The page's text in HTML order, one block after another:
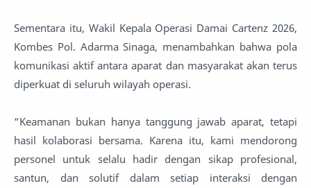
Sementara itu, Wakil Kepala Operasi Damai Cartenz 2026,
Kombes Pol. Adarma Sinaga, menambahkan bahwa pola
komunikasi aktif antara aparat dan masyarakat akan terus
diperkuat di seluruh wilayah operasi.
“Keamanan bukan hanya tanggung jawab aparat, tetapi
hasil kolaborasi bersama. Karena itu, kami mendorong
personel untuk selalu hadir dengan sikap profesional,
santun, dan solutif dalam setiap interaksi dengan